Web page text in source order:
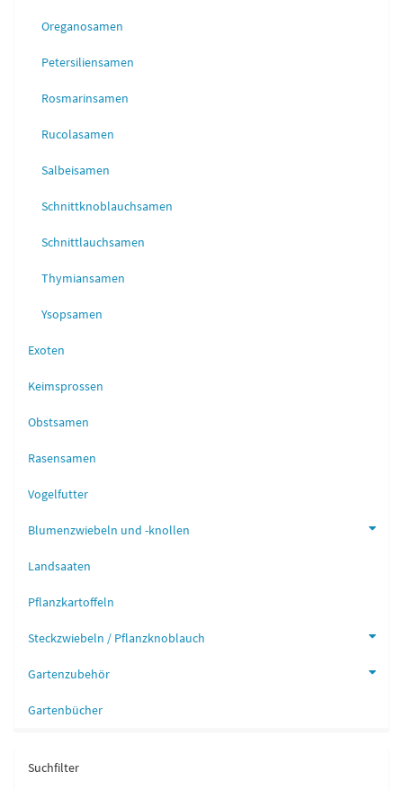
Oreganosamen
Petersiliensamen
Rosmarinsamen
Rucolasamen
Salbeisamen
Schnittknoblauchsamen
Schnittlauchsamen
Thymiansamen
Ysopsamen
Exoten
Keimsprossen
Obstsamen
Rasensamen
Vogelfutter
Blumenzwiebeln und -knollen
Landsaaten
Pflanzkartoffeln
Steckzwiebeln / Pflanzknoblauch
Gartenzubehör
Gartenbücher
Suchfilter